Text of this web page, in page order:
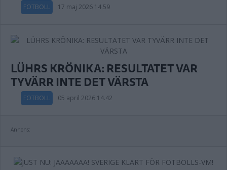
FOTBOLL 17 maj 2026 14.59
LÜHRS KRÖNIKA: RESULTATET VAR
TYVÄRR INTE DET VÄRSTA
FOTBOLL 05 april 2026 14.42
Annons: